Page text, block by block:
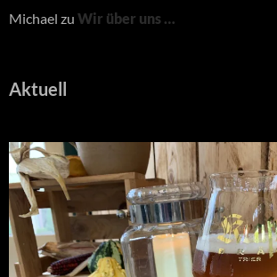
Michael zu Wir über uns …
Aktuell